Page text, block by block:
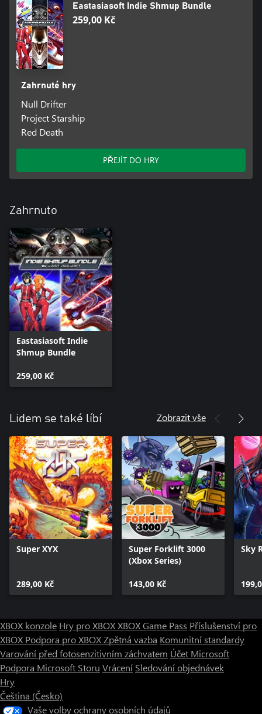
Eastasiasoft Indie Shmup Bundle
259,00 Kč
Zahrnuté hry
Null Drifter
Project Starship
Red Death
PŘEJÍT DO HRY
Zahrnuto
Eastasiasoft Indie
Shmup Bundle
259,00 Kč
Lidem se také líbí Zobrazit vše
Super XYX
289,00 Kč
Super Forklift 3000
(Xbox Series)
143,00 Kč
Sky
XBOX konzole Hry pro XBOXXBOX Game Pass Příslušenství pro
XBOX Podpora pro XBOXZpětná vazba Komunitní standardy
Varování před fotosenzitivním záchvatem Účet Microsoft
Podpora Microsoft Storu Vrácení Sledování objednávek
Hry
Čeština (Česko)
Vaše volby ochrany osobních údajů